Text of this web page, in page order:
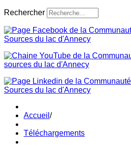
Rechercher
Accueil /
Téléchargements